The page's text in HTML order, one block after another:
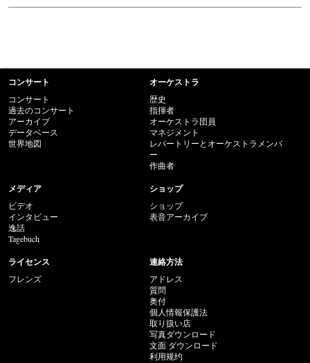
コンサート
コンサート
過去のコンサート
アーカイブ
データベース
世界地図
オーケストラ
歴史
指揮者
オーケストラ団員
マネジメント
レパートリーとオーケストラメンバ
ー
作曲者
メディア
ビデオ
インタビュー
逸話
Tagebuch
ショップ
ショップ
表音アーカイブ
ライセンス
フレンズ
連絡方法
アドレス
質問
奥付
個人情報保護法
取り扱い店
写真ダウンロード
文面 ダウンロード
利用规约